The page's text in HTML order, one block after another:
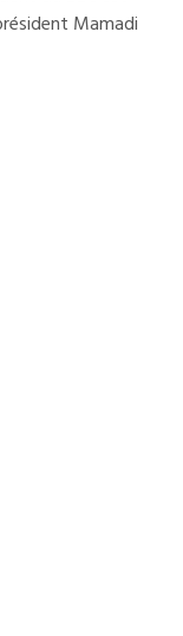
Mamadi